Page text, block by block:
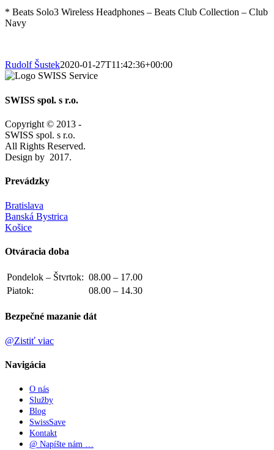
* Beats Solo3 Wireless Headphones – Beats Club Collection – Club
Navy
Rudolf Šustek2020-01-27T11:42:36+00:00
SWISS spol. s r.o.
Copyright © 2013 -
SWISS spol. s r.o.
All Rights Reserved.
Design by 2017.
Prevádzky
Bratislava
Banská Bystrica
Košice
Otváracia doba
Pondelok – Štvrtok: 08.00 – 17.00
Piatok:
08.00 – 14.30
Bezpečné mazanie dát
@Zistiť viac
Navigácia
O nás
Služby
Blog
SwissSave
Kontakt
@ Napíšte nám …